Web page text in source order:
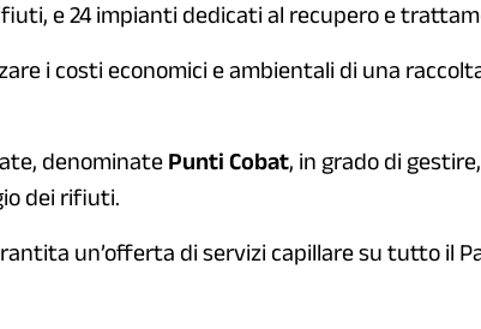
e 24 impianti dedicati al recupero e
i costi economici e ambientali di una
denominate Punti Cobat, in grado di
dei rifiuti.
un’offerta di servizi capillare su tutto il